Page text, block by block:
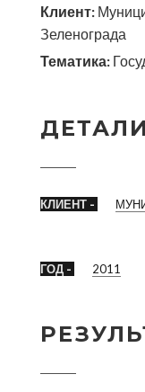
Клиент:
Зеленограда
Тематика:
КЛИЕНТ -
ГОД - 2011